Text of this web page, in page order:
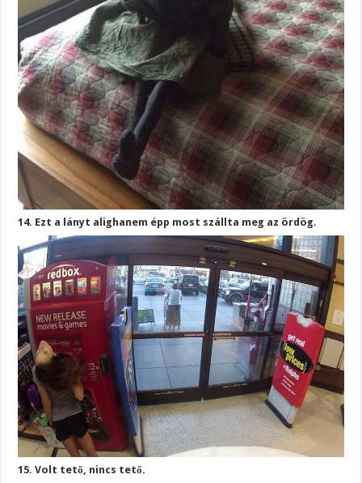
14. Ezt a lányt alighanem épp most szállta meg az ördög.
15. Volt tető, nincs tető.